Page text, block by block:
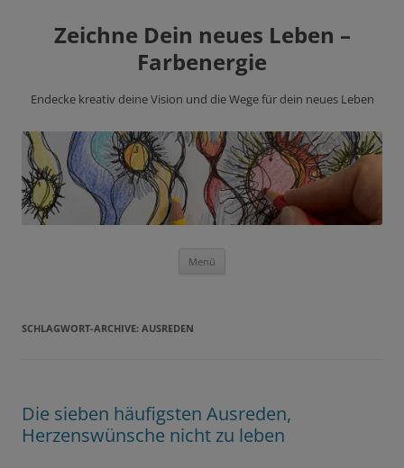
Zeichne Dein neues Leben –
Farbenergie
Endecke kreativ deine Vision und die Wege für dein neues Leben
Menü
SCHLAGWORT-ARCHIVE: AUSREDEN
Die sieben häufigsten Ausreden,
Herzenswünsche nicht zu leben